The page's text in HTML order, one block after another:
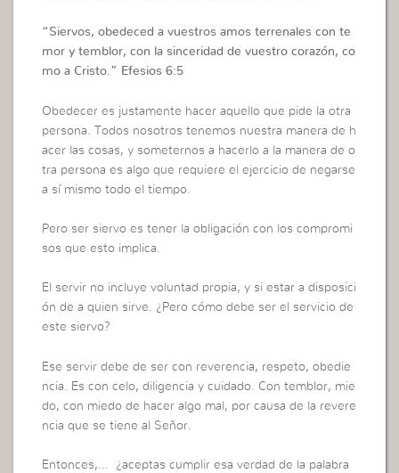
“Siervos, obedeced a vuestros amos terrenales con te
mor y temblor, con la sinceridad de vuestro corazón, co
mo a Cristo.” Efesios 6:5
Obedecer es justamente hacer aquello que pide la otra
persona. Todos nosotros tenemos nuestra manera de h
acer las cosas, y someternos a hacerlo a la manera de o
tra persona es algo que requiere el ejercicio de negarse
a sí mismo todo el tiempo.
Pero ser siervo es tener la obligación con los compromi
sos que esto implica.
El servir no incluye voluntad propia, y si estar a disposici
ón de a quien sirve. ¿Pero cómo debe ser el servicio de
este siervo?
Ese servir debe de ser con reverencia, respeto, obedie
ncia. Es con celo, diligencia y cuidado. Con temblor, mie
do, con miedo de hacer algo mal, por causa de la revere
ncia que se tiene al Señor.
Entonces,… ¿aceptas cumplir esa verdad de la palabra